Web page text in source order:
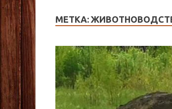
МЕТКА: